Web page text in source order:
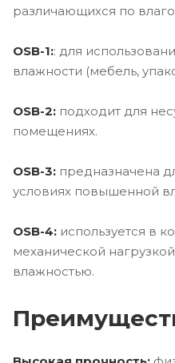
различающихся по
OSB-1:: для
влажности (мебель,
OSB-2: подходит для
помещениях.
OSB-3: предназначена
условиях повышенной
OSB-4: используется в
механической
влажностью.